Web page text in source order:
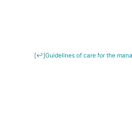
Guidelines of care for the
[
↩
]